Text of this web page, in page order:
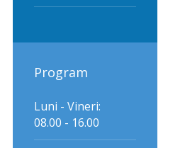
Program
Luni - Vineri:
08.00 - 16.00